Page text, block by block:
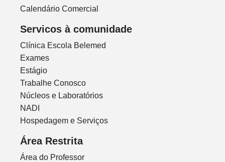
Calendário Comercial
Servicos à comunidade
Clínica Escola Belemed
Exames
Estágio
Trabalhe Conosco
Núcleos e Laboratórios
NADI
Hospedagem e Serviços
Área Restrita
Área do Professor